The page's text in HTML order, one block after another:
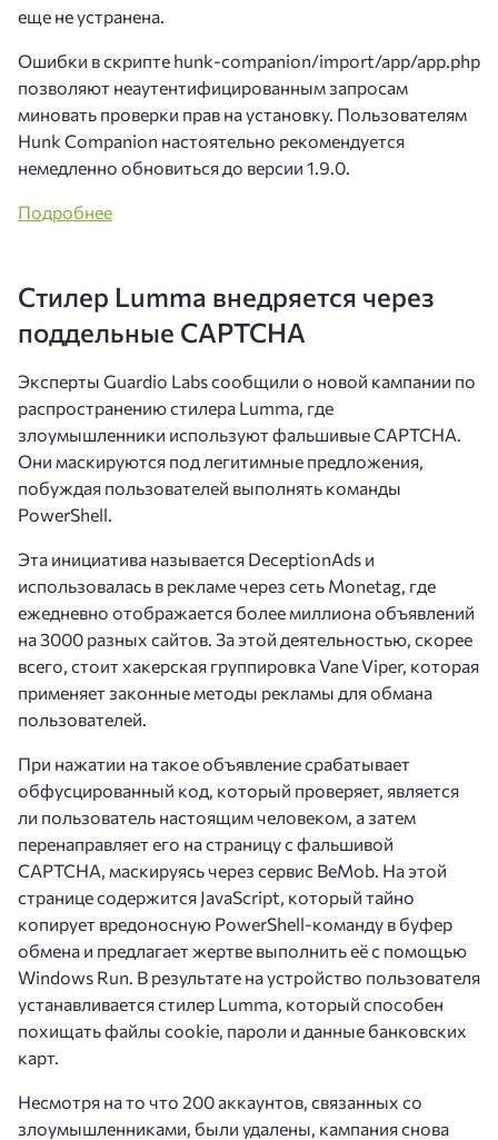
еще не устранена.
Ошибки в скрипте hunk-companion/import/app/app.php
позволяют неаутентифицированным запросам
миновать проверки прав на установку. Пользователям
Hunk Companion настоятельно рекомендуется
немедленно обновиться до версии 1.9.0.
Подробнее
Стилер Lumma внедряется через
поддельные CAPTCHA
Эксперты Guardio Labs сообщили о новой кампании по
распространению стилера Lumma, где
злоумышленники используют фальшивые CAPTCHA.
Они маскируются под легитимные предложения,
побуждая пользователей выполнять команды
PowerShell.
Эта инициатива называется DeceptionAds и
использовалась в рекламе через сеть Monetag, где
ежедневно отображается более миллиона объявлений
на 3000 разных сайтов. За этой деятельностью, скорее
всего, стоит хакерская группировка Vane Viper, которая
применяет законные методы рекламы для обмана
пользователей.
При нажатии на такое объявление срабатывает
обфусцированный код, который проверяет, является
ли пользователь настоящим человеком, а затем
перенаправляет его на страницу с фальшивой
CAPTCHA, маскируясь через сервис BeMob. На этой
странице содержится JavaScript, который тайно
копирует вредоносную PowerShell-команду в буфер
обмена и предлагает жертве выполнить её с помощью
Windows Run. В результате на устройство пользователя
устанавливается стилер Lumma, который способен
похищать файлы cookie, пароли и данные банковских
карт.
Несмотря на то что 200 аккаунтов, связанных со
злоумышленниками, были удалены, кампания снова